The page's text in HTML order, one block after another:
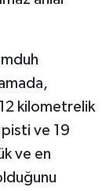
kilometrelik
pisti ve 19
ve en